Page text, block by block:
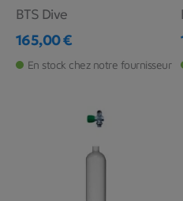
BTS Dive
Prix
165,00 €
En stock chez notre fournisseur